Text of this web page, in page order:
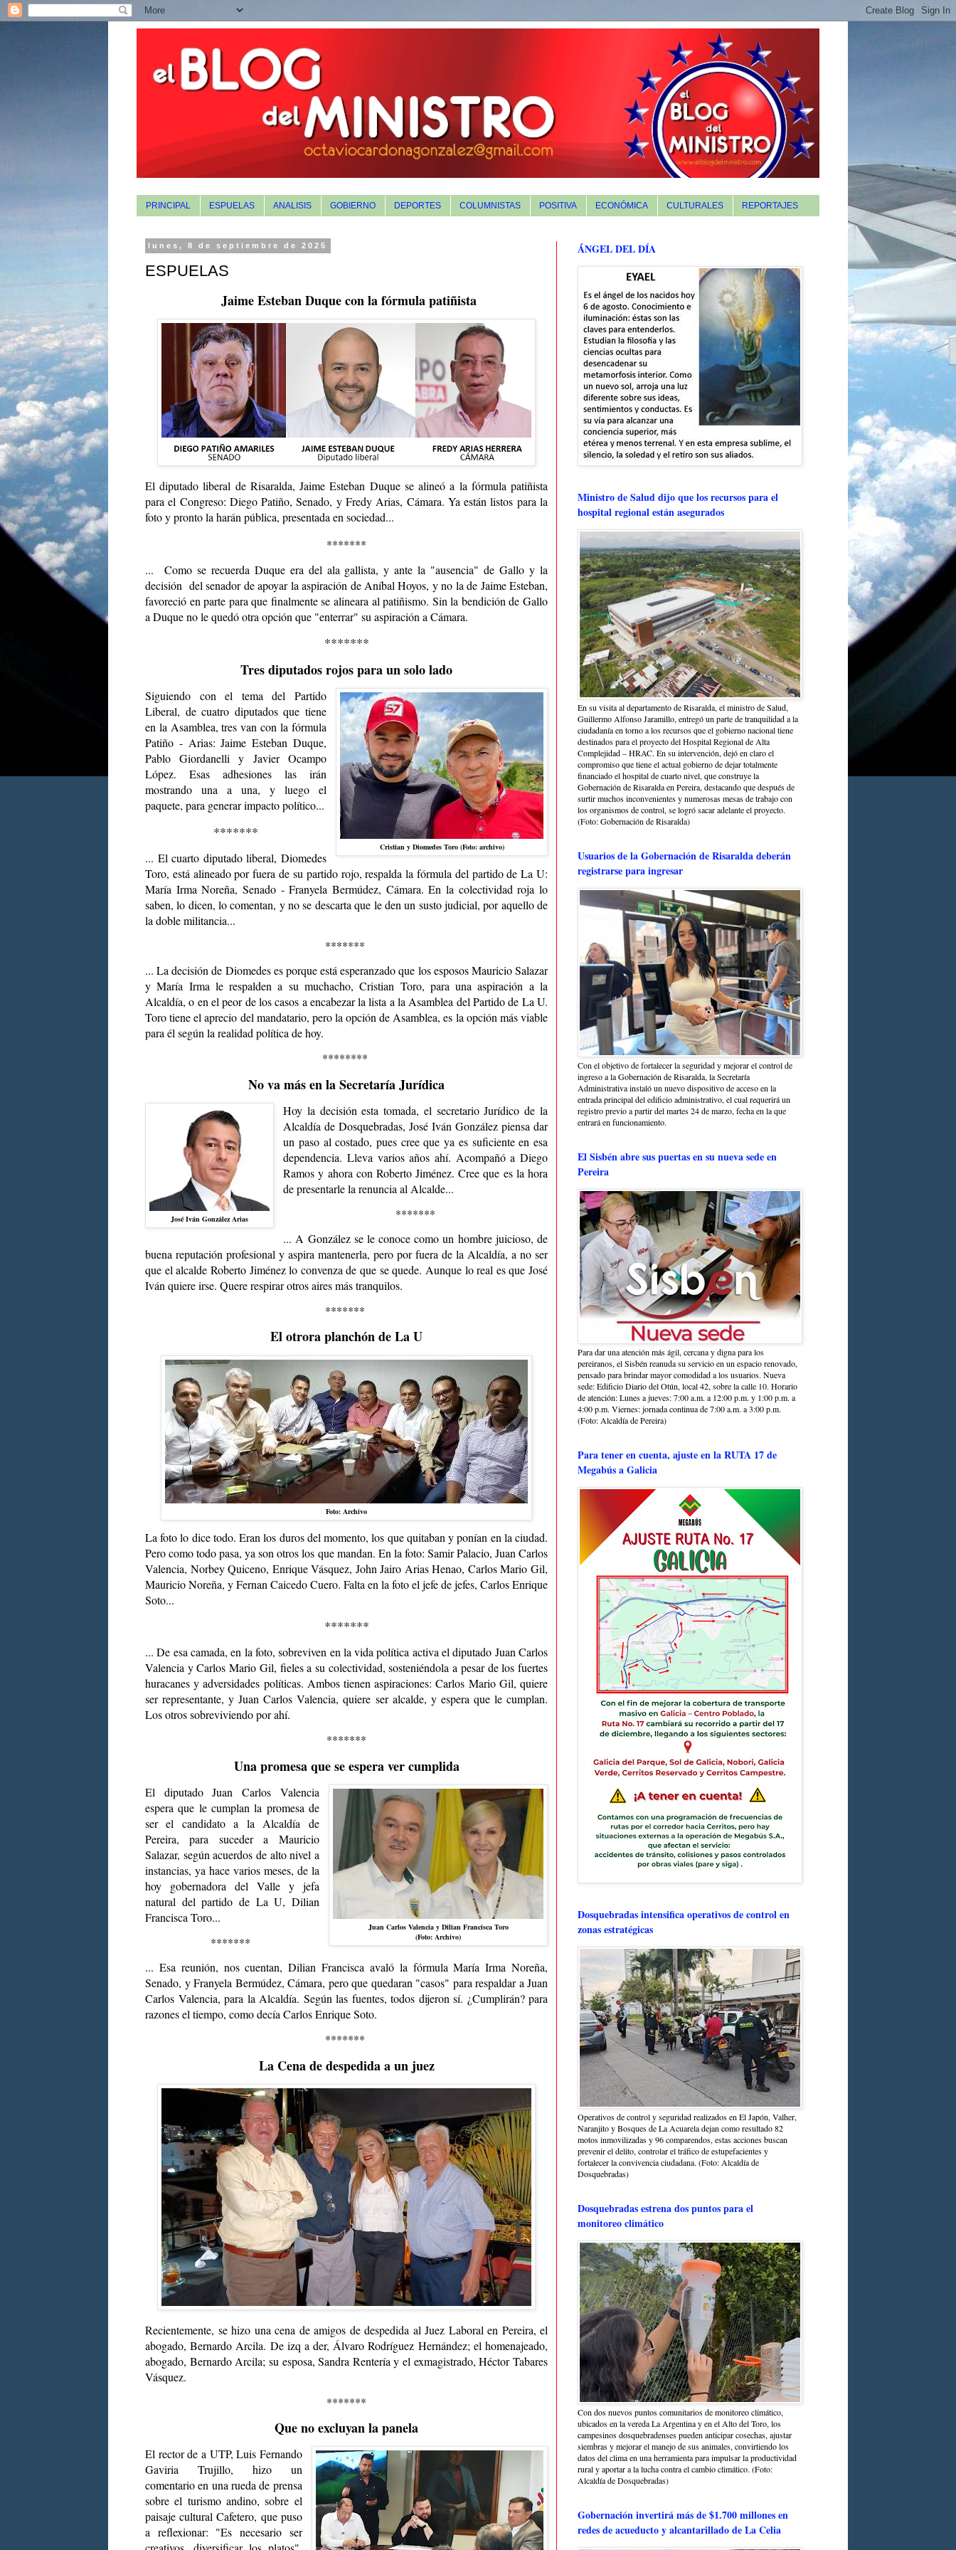
PRINCIPAL ESPUELAS ANALISIS GOBIERNO DEPORTES COLUMNISTAS POSITIVA ECONÓMICA CULTURALES REPORTAJES
lunes, 8 de septiembre de 2025
ESPUELAS
Jaime Esteban Duque con la fórmula patiñista
El diputado liberal de Risaralda, Jaime Esteban Duque se alineó a la fórmula patiñista
para el Congreso: Diego Patiño, Senado, y Fredy Arias, Cámara. Ya están listos para la
foto y pronto la harán pública, presentada en sociedad...
*******
... Como se recuerda Duque era del ala gallista, y ante la "ausencia" de Gallo y la
decisión del senador de apoyar la aspiración de Aníbal Hoyos, y no la de Jaime Esteban,
favoreció en parte para que finalmente se alineara al patiñismo. Sin la bendición de Gallo
a Duque no le quedó otra opción que "enterrar" su aspiración a Cámara.
*******
Tres diputados rojos para un solo lado
Cristian y Diomedes Toro (Foto: archivo)
Siguiendo con el tema del Partido
Liberal, de cuatro diputados que tiene
en la Asamblea, tres van con la fórmula
Patiño - Arias: Jaime Esteban Duque,
Pablo Giordanelli y Javier Ocampo
López. Esas adhesiones las irán
mostrando una a una, y luego el
paquete, para generar impacto político...
*******
... El cuarto diputado liberal, Diomedes
Toro, está alineado por fuera de su partido rojo, respalda la fórmula del partido de La U:
María Irma Noreña, Senado - Franyela Bermúdez, Cámara. En la colectividad roja lo
saben, lo dicen, lo comentan, y no se descarta que le den un susto judicial, por aquello de
la doble militancia...
*******
... La decisión de Diomedes es porque está esperanzado que los esposos Mauricio Salazar
y María Irma le respalden a su muchacho, Cristian Toro, para una aspiración a la
Alcaldía, o en el peor de los casos a encabezar la lista a la Asamblea del Partido de La U.
Toro tiene el aprecio del mandatario, pero la opción de Asamblea, es la opción más viable
para él según la realidad política de hoy.
********
No va más en la Secretaría Jurídica
José Iván González Arias
Hoy la decisión esta tomada, el secretario Jurídico de la
Alcaldía de Dosquebradas, José Iván González piensa dar
un paso al costado, pues cree que ya es suficiente en esa
dependencia. Lleva varios años ahí. Acompañó a Diego
Ramos y ahora con Roberto Jiménez. Cree que es la hora
de presentarle la renuncia al Alcalde...
*******
... A González se le conoce como un hombre juicioso, de
buena reputación profesional y aspira mantenerla, pero por fuera de la Alcaldía, a no ser
que el alcalde Roberto Jiménez lo convenza de que se quede. Aunque lo real es que José
Iván quiere irse. Quere respirar otros aires más tranquilos.
*******
El otrora planchón de La U
Foto: Archivo
La foto lo dice todo. Eran los duros del momento, los que quitaban y ponían en la ciudad.
Pero como todo pasa, ya son otros los que mandan. En la foto: Samir Palacio, Juan Carlos
Valencia, Norbey Quiceno, Enrique Vásquez, John Jairo Arias Henao, Carlos Mario Gil,
Mauricio Noreña, y Fernan Caicedo Cuero. Falta en la foto el jefe de jefes, Carlos Enrique
Soto...
*******
... De esa camada, en la foto, sobreviven en la vida política activa el diputado Juan Carlos
Valencia y Carlos Mario Gil, fieles a su colectividad, sosteniéndola a pesar de los fuertes
huracanes y adversidades políticas. Ambos tienen aspiraciones: Carlos Mario Gil, quiere
ser representante, y Juan Carlos Valencia, quiere ser alcalde, y espera que le cumplan.
Los otros sobreviviendo por ahí.
*******
Una promesa que se espera ver cumplida
Juan Carlos Valencia y Dilian Francisca Toro
(Foto: Archivo)
El diputado Juan Carlos Valencia
espera que le cumplan la promesa de
ser el candidato a la Alcaldía de
Pereira, para suceder a Mauricio
Salazar, según acuerdos de alto nivel a
instancias, ya hace varios meses, de la
hoy gobernadora del Valle y jefa
natural del partido de La U, Dilian
Francisca Toro...
*******
... Esa reunión, nos cuentan, Dilian Francisca avaló la fórmula María Irma Noreña,
Senado, y Franyela Bermúdez, Cámara, pero que quedaran "casos" para respaldar a Juan
Carlos Valencia, para la Alcaldía. Según las fuentes, todos dijeron sí. ¿Cumplirán? para
razones el tiempo, como decía Carlos Enrique Soto.
*******
La Cena de despedida a un juez
Recientemente, se hizo una cena de amigos de despedida al Juez Laboral en Pereira, el
abogado, Bernardo Arcila. De izq a der, Álvaro Rodríguez Hernández; el homenajeado,
abogado, Bernardo Arcila; su esposa, Sandra Rentería y el exmagistrado, Héctor Tabares
Vásquez.
*******
Que no excluyan la panela
El rector de a UTP, Luis Fernando
Gaviria Trujillo, hizo un
comentario en una rueda de prensa
sobre el turismo andino, sobre el
paisaje cultural Cafetero, que puso
a reflexionar: "Es necesario ser
ÁNGEL DEL DÍA
Ministro de Salud dijo que los recursos para el
hospital regional están asegurados
En su visita al departamento de Risaralda, el ministro de Salud,
Guillermo Alfonso Jaramillo, entregó un parte de tranquilidad a la
ciudadanía en torno a los recursos que el gobierno nacional tiene
destinados para el proyecto del Hospital Regional de Alta
Complejidad – HRAC. En su intervención, dejó en claro el
compromiso que tiene el actual gobierno de dejar totalmente
financiado el hospital de cuarto nivel, que construye la
Gobernación de Risaralda en Pereira, destacando que después de
surtir muchos inconvenientes y numerosas mesas de trabajo con
los organismos de control, se logró sacar adelante el proyecto.
(Foto: Gobernación de Risaralda)
Usuarios de la Gobernación de Risaralda deberán
registrarse para ingresar
Con el objetivo de fortalecer la seguridad y mejorar el control de
ingreso a la Gobernación de Risaralda, la Secretaría
Administrativa instaló un nuevo dispositivo de acceso en la
entrada principal del edificio administrativo, el cual requerirá un
registro previo a partir del martes 24 de marzo, fecha en la que
entrará en funcionamiento.
El Sisbén abre sus puertas en su nueva sede en
Pereira
Para dar una atención más ágil, cercana y digna para los
pereiranos, el Sisbén reanuda su servicio en un espacio renovado,
pensado para brindar mayor comodidad a los usuarios. Nueva
sede: Edificio Diario del Otún, local 42, sobre la calle 10. Horario
de atención: Lunes a jueves: 7:00 a.m. a 12:00 p.m. y 1:00 p.m. a
4:00 p.m. Viernes: jornada continua de 7:00 a.m. a 3:00 p.m.
(Foto: Alcaldía de Pereira)
Para tener en cuenta, ajuste en la RUTA 17 de
Megabús a Galicia
Dosquebradas intensifica operativos de control en
zonas estratégicas
Operativos de control y seguridad realizados en El Japón, Valher,
Naranjito y Bosques de La Acuarela dejan como resultado 82
motos inmovilizadas y 96 comparendos, estas acciones buscan
prevenir el delito, controlar el tráfico de estupefacientes y
fortalecer la convivencia ciudadana. (Foto: Alcaldía de
Dosquebradas)
Dosquebradas estrena dos puntos para el
monitoreo climático
Con dos nuevos puntos comunitarios de monitoreo climático,
ubicados en la vereda La Argentina y en el Alto del Toro, los
campesinos dosquebradenses pueden anticipar cosechas, ajustar
siembras y mejorar el manejo de sus animales, convirtiendo los
datos del clima en una herramienta para impulsar la productividad
rural y aportar a la lucha contra el cambio climático. (Foto:
Alcaldía de Dosquebradas)
Gobernación invertirá más de $1.700 millones en
redes de acueducto y alcantarillado de La Celia